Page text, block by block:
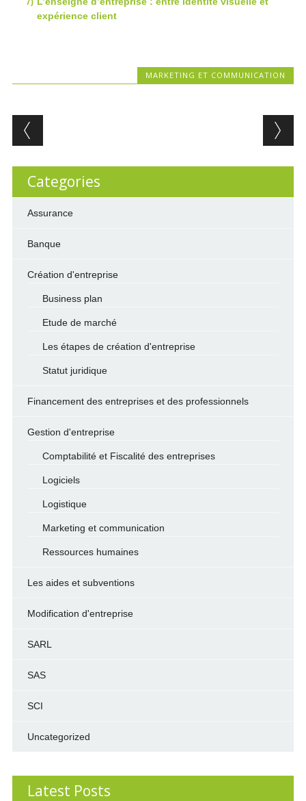
expérience client
MARKETING ET COMMUNICATION
Post navigation
Categories
Assurance
Banque
Création d'entreprise
Business plan
Etude de marché
Les étapes de création d'entreprise
Statut juridique
Financement des entreprises et des professionnels
Gestion d'entreprise
Comptabilité et Fiscalité des entreprises
Logiciels
Logistique
Marketing et communication
Ressources humaines
Les aides et subventions
Modification d'entreprise
SARL
SAS
SCI
Uncategorized
Latest Posts